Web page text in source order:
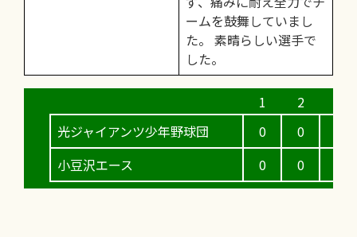
ームを鼓舞していまし
た。 素晴らしい選手で
した。
光ジャイアンツ少年野球団
小豆沢エース
0
0
0
0